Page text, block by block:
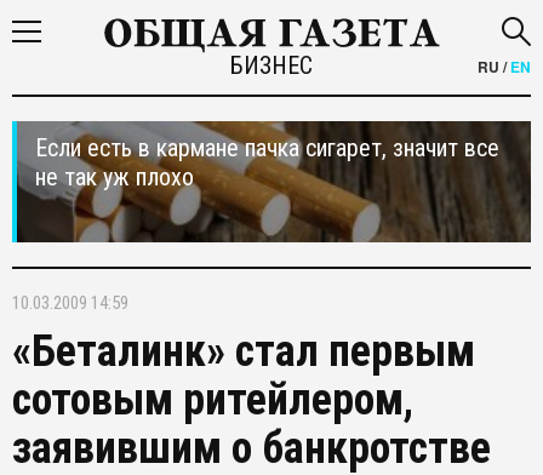
БИЗНЕС RU /EN
Если есть в кармане пачка сигарет, значит все
не так уж плохо
10.03.2009 14:59
«Беталинк» стал первым
сотовым ритейлером,
заявившим о банкротстве